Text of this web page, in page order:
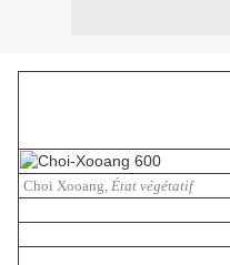
Choi Xooang, État végétatif